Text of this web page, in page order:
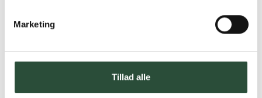
Marketing
Tillad alle